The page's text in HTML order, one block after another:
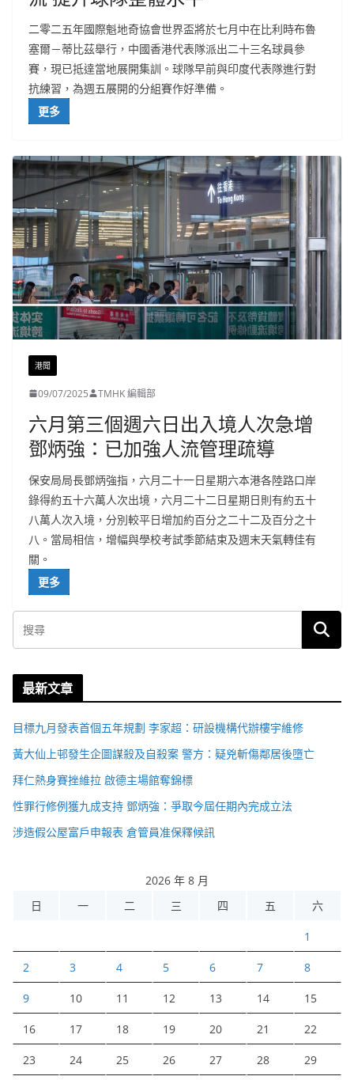
二零二五年國際魁地奇協會世界盃將於七月中在比利時布魯
塞爾－蒂比茲舉行，中國香港代表隊派出二十三名球員參
賽，現已抵達當地展開集訓。球隊早前與印度代表隊進行對
抗練習，為週五展開的分組賽作好準備。
更多
港聞
09/07/2025 TMHK 編輯部
六月第三個週六日出入境人次急增
鄧炳強：已加強人流管理疏導
保安局局長鄧炳強指，六月二十一日星期六本港各陸路口岸
錄得約五十六萬人次出境，六月二十二日星期日則有約五十
八萬人次入境，分別較平日增加約百分之二十二及百分之十
八。當局相信，增幅與學校考試季節結束及週末天氣轉佳有
關。
更多
最新文章
目標九月發表首個五年規劃 李家超：研設機構代辦樓宇維修
黃大仙上邨發生企圖謀殺及自殺案 警方：疑兇斬傷鄰居後墮亡
拜仁熱身賽挫維拉 啟德主場館奪錦標
性罪行修例獲九成支持 鄧炳強：爭取今屆任期內完成立法
涉造假公屋富戶申報表 倉管員准保釋候訊
2026 年 8 月
日
一 二 三 四 五 六
1
2 3 4 5 6 7 8
9 10 11 12 13 14 15
16 17 18 19 20 21 22
23 24 25 26 27 28 29